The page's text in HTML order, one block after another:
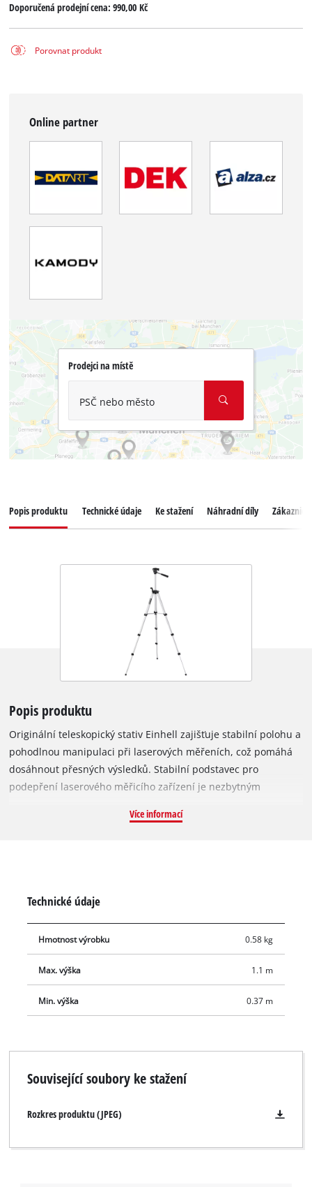
Doporučená prodejní cena:990,00 Kč
Porovnat produkt
Online partner
Prodejci na místě
PSČ nebo město
Popis produktu Technické údaje Ke stažení Náhradní díly
Popis produktu
Originální teleskopický stativ Einhell zajišťuje stabilní polohu a
pohodlnou manipulaci při laserových měřeních, což pomáhá
dosáhnout přesných výsledků. Stabilní podstavec pro
podepření laserového měřicího zařízení je nezbytným
Tripod 37 - 110 cm je vhodný například pro laserové nivelační
balení je úložná taška pro přepravu a ochranu stativu při
skladování.
Více informací
Technické údaje
Hmotnost výrobku 0.58 kg
Max. výška 1.1 m
Min. výška 0.37 m
Související soubory ke stažení
Rozkres produktu (JPEG)